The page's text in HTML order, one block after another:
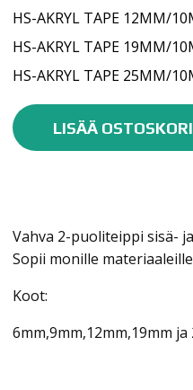
HS-AKRYL TAPE 12MM/
HS-AKRYL TAPE 19MM/
HS-AKRYL TAPE 25MM/
Car
System
HS-
LISÄÄ
Vahva 2-puoliteippi sisä-
Sopii monille
Koot:
6mm,9mm,12mm,19mm ja